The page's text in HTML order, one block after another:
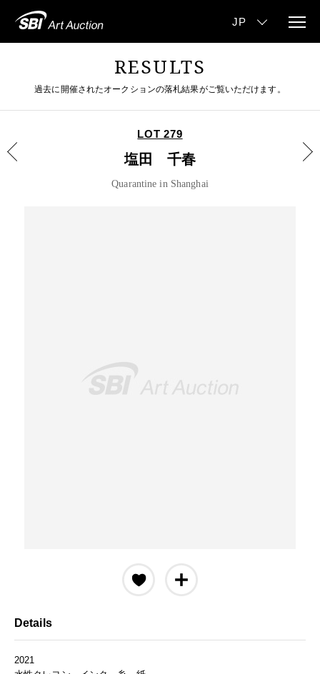
RESULTS
過去に開催されたオークションの落札結果がご覧いただけます。
LOT 279
塩田 千春
Quarantine in Shanghai
Details
2021